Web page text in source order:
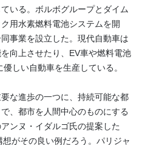
いる。ボルボグループとダイム
用水素燃料電池システムを開
事業を設立した。現代自動車は
向上させたり、 EV車や燃料電池
しい自動車を生産している。
な進歩の一つに、持続可能な都
、都市を人間中心のものにする
ンヌ・イダルゴ氏の提案した
想がその良い例だろう。パリジャ